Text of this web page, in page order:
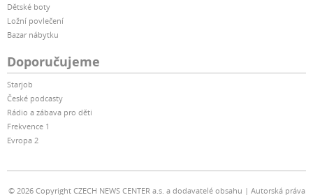
Dětské boty
Ložní povlečení
Bazar nábytku
Doporučujeme
Starjob
České podcasty
Rádio a zábava pro děti
Frekvence 1
Evropa 2
© 2026 Copyright CZECH NEWS CENTER a.s. a dodavatelé obsahu Autorská práva